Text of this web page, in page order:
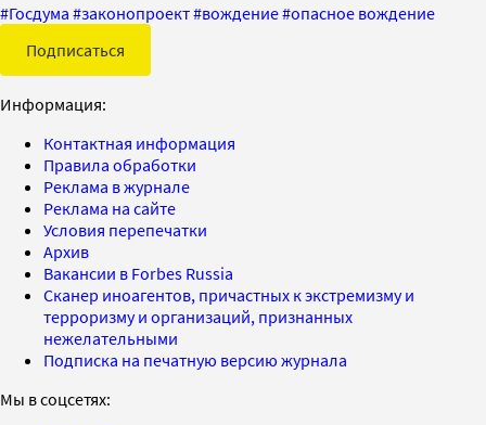
#Госдума #законопроект#вождение#опасное вождение
Подписаться
Информация:
Контактная информация
Правила обработки
Реклама в журнале
Реклама на сайте
Условия перепечатки
Архив
Вакансии в Forbes Russia
Сканер иноагентов, причастных к экстремизму и
терроризму и организаций, признанных
нежелательными
Подписка на печатную версию журнала
Мы в соцсетях: